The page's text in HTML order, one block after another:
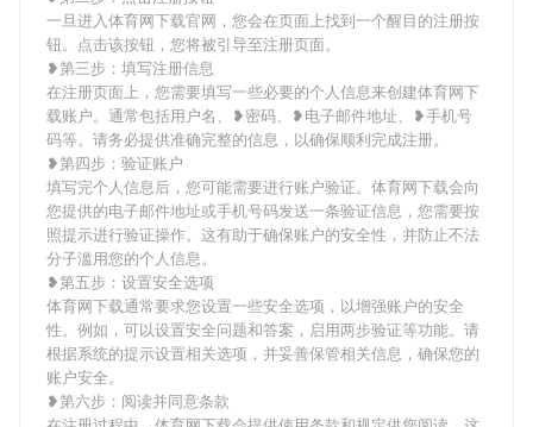
一旦进入体育网下载官网，您会在页面上找到一个醒目的注册按
钮。点击该按钮，您将被引导至注册页面。
❥第三步：填写注册信息
在注册页面上，您需要填写一些必要的个人信息来创建体育网下
载账户。通常包括用户名、❥密码、❥电子邮件地址、❥手机号
码等。请务必提供准确完整的信息，以确保顺利完成注册。
❥第四步：验证账户
填写完个人信息后，您可能需要进行账户验证。体育网下载会向
您提供的电子邮件地址或手机号码发送一条验证信息，您需要按
照提示进行验证操作。这有助于确保账户的安全性，并防止不法
分子滥用您的个人信息。
❥第五步：设置安全选项
体育网下载通常要求您设置一些安全选项，以增强账户的安全
性。例如，可以设置安全问题和答案，启用两步验证等功能。请
根据系统的提示设置相关选项，并妥善保管相关信息，确保您的
账户安全。
❥第六步：阅读并同意条款